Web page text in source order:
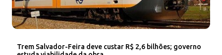
Trem Salvador-Feira deve custar R$ 2,6 bilhões; governo